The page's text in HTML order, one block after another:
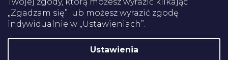
„Zgadzam się” lub możesz wyrazić zgodę
indywidualnie w „Ustawieniach”.
Ustawienia
Certifikaty
Płatności